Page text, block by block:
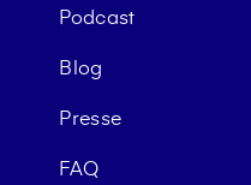
Podcast
Blog
Presse
FAQ